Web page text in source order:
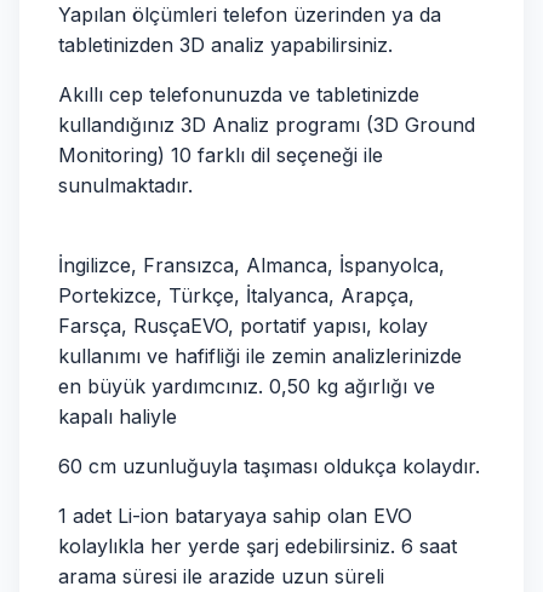
Yapılan ölçümleri telefon üzerinden ya da
tabletinizden 3D analiz yapabilirsiniz.
Akıllı cep telefonunuzda ve tabletinizde
kullandığınız 3D Analiz programı (3D Ground
Monitoring) 10 farklı dil seçeneği ile
sunulmaktadır.
İngilizce, Fransızca, Almanca, İspanyolca,
Portekizce, Türkçe, İtalyanca, Arapça,
Farsça, RusçaEVO, portatif yapısı, kolay
kullanımı ve hafifliği ile zemin analizlerinizde
en büyük yardımcınız. 0,50 kg ağırlığı ve
kapalı haliyle
60 cm uzunluğuyla taşıması oldukça kolaydır.
1 adet Li-ion bataryaya sahip olan EVO
kolaylıkla her yerde şarj edebilirsiniz. 6 saat
arama süresi ile arazide uzun süreli